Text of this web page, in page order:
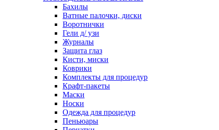
Бахилы
Ватные палочки, диски
Воротнички
Гели д/ узи
Журналы
Защита глаз
Кисти, миски
Коврики
Комплекты для процедур
Крафт-пакеты
Маски
Носки
Одежда для процедур
Пеньюары